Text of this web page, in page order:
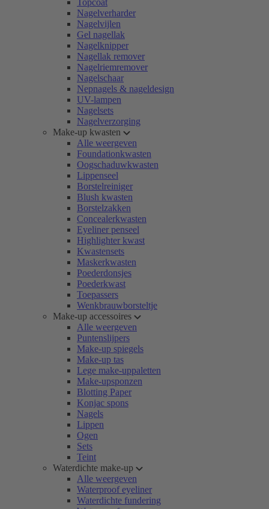
Topcoat
Nagelverharder
Nagelvijlen
Gel nagellak
Nagelknipper
Nagellak remover
Nagelriemremover
Nagelschaar
Nepnagels & nageldesign
UV-lampen
Nagelsets
Nagelverzorging
Make-up kwasten
Alle weergeven
Foundationkwasten
Oogschaduwkwasten
Lippenseel
Borstelreiniger
Blush kwasten
Borstelzakken
Concealerkwasten
Eyeliner penseel
Highlighter kwast
Kwastensets
Maskerkwasten
Poederdonsjes
Poederkwast
Toepassers
Wenkbrauwborsteltje
Make-up accessoires
Alle weergeven
Puntenslijpers
Make-up spiegels
Make-up tas
Lege make-uppaletten
Make-upsponzen
Blotting Paper
Konjac spons
Nagels
Lippen
Ogen
Sets
Teint
Waterdichte make-up
Alle weergeven
Waterproof eyeliner
Waterdichte fundering